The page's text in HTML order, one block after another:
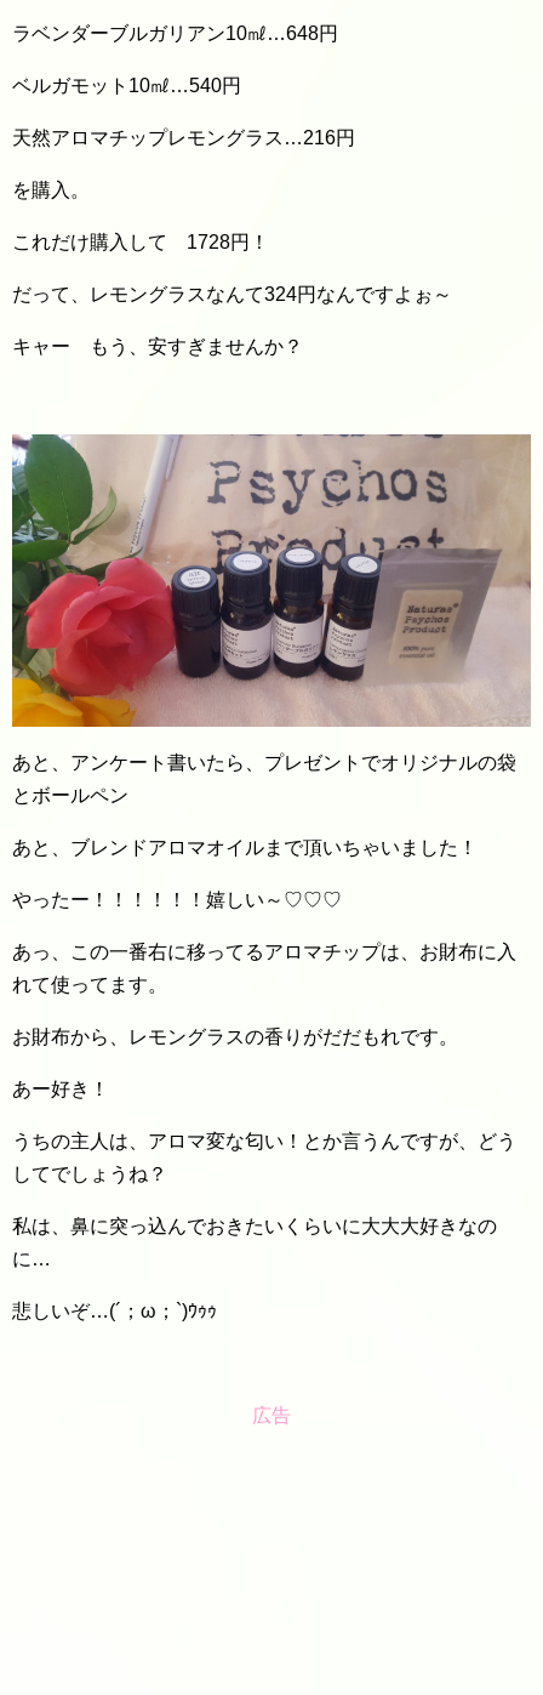
ラベンダーブルガリアン10㎖…648円
ベルガモット10㎖…540円
天然アロマチップレモングラス…216円
を購入。
これだけ購入して 1728円！
だって、レモングラスなんて324円なんですよぉ～
キャー もう、安すぎませんか？
あと、アンケート書いたら、プレゼントでオリジナルの袋
とボールペン
あと、ブレンドアロマオイルまで頂いちゃいました！
やったー！！！！！！嬉しい～♡♡♡
あっ、この一番右に移ってるアロマチップは、お財布に入
れて使ってます。
お財布から、レモングラスの香りがだだもれです。
あー好き！
うちの主人は、アロマ変な匂い！とか言うんですが、どう
してでしょうね？
私は、鼻に突っ込んでおきたいくらいに大大大好きなの
に…
悲しいぞ…(´；ω；`)ｳｩｩ
広告